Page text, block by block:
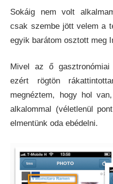
Sokáig nem volt
csak szembe jött velem a
egyik barátom osztott meg
Mivel az ő
ezért rögtön
megnéztem, hogy hol
alkalommal (véletlenül
elmentünk oda ebédelni.